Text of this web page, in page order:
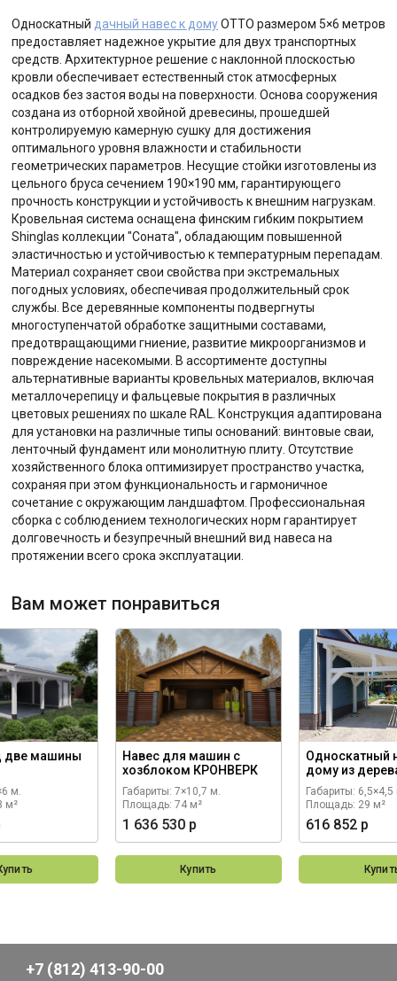
Односкатный дачный навес к домуОТТО размером 5×6 метров
предоставляет надежное укрытие для двух транспортных
средств. Архитектурное решение с наклонной плоскостью
кровли обеспечивает естественный сток атмосферных
осадков без застоя воды на поверхности. Основа сооружения
создана из отборной хвойной древесины, прошедшей
контролируемую камерную сушку для достижения
оптимального уровня влажности и стабильности
геометрических параметров. Несущие стойки изготовлены из
цельного бруса сечением 190×190 мм, гарантирующего
прочность конструкции и устойчивость к внешним нагрузкам.
Кровельная система оснащена финским гибким покрытием
Shinglas коллекции "Соната", обладающим повышенной
эластичностью и устойчивостью к температурным перепадам.
Материал сохраняет свои свойства при экстремальных
погодных условиях, обеспечивая продолжительный срок
службы. Все деревянные компоненты подвергнуты
многоступенчатой обработке защитными составами,
предотвращающими гниение, развитие микроорганизмов и
повреждение насекомыми. В ассортименте доступны
альтернативные варианты кровельных материалов, включая
металлочерепицу и фальцевые покрытия в различных
цветовых решениях по шкале RAL. Конструкция адаптирована
для установки на различные типы оснований: винтовые сваи,
ленточный фундамент или монолитную плиту. Отсутствие
хозяйственного блока оптимизирует пространство участка,
сохраняя при этом функциональность и гармоничное
сочетание с окружающим ландшафтом. Профессиональная
сборка с соблюдением технологических норм гарантирует
долговечность и безупречный внешний вид навеса на
протяжении всего срока эксплуатации.
Вам может понравиться
две машины
м.
м²
Навес для машин с
хозблоком КРОНВЕРК
Габариты: 7×10,7 м.
Площадь: 74 м²
1 636 530 р
Купить
Односкатный
дому из
Габариты:
Площадь: 29 м²
616 852 р
+7 (812) 413-90-00